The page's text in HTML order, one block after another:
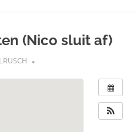
(Nico sluit af)